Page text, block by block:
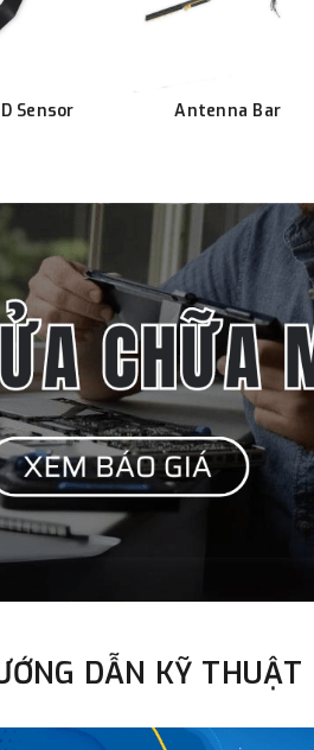
Sensor Antenna Bar
DẪN KỸ THUẬT